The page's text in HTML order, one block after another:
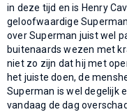
in deze tijd en is Henry
geloofwaardige
over Superman juist wel
buitenaards wezen met
niet zo zijn dat hij met
het juiste doen, de
Superman is wel degelijk
vandaag de dag